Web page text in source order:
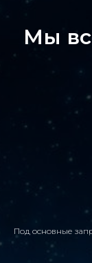
Мы
Под основные